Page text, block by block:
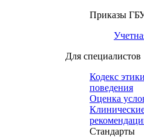
Приказы
Для специалистов
Кодекс
поведения
Оценка
Cтандарты